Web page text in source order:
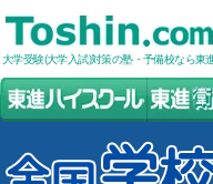
大学受験(大学入試)対策の塾・予備校なら東